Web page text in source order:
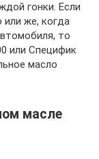
гонки. Если
или же, когда
то
или Специфик
масло
масле